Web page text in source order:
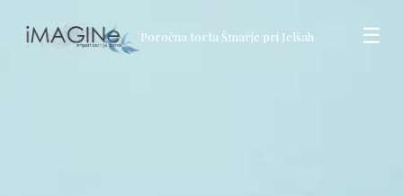
Poročna torta Šmarje pri Jelšah ☰